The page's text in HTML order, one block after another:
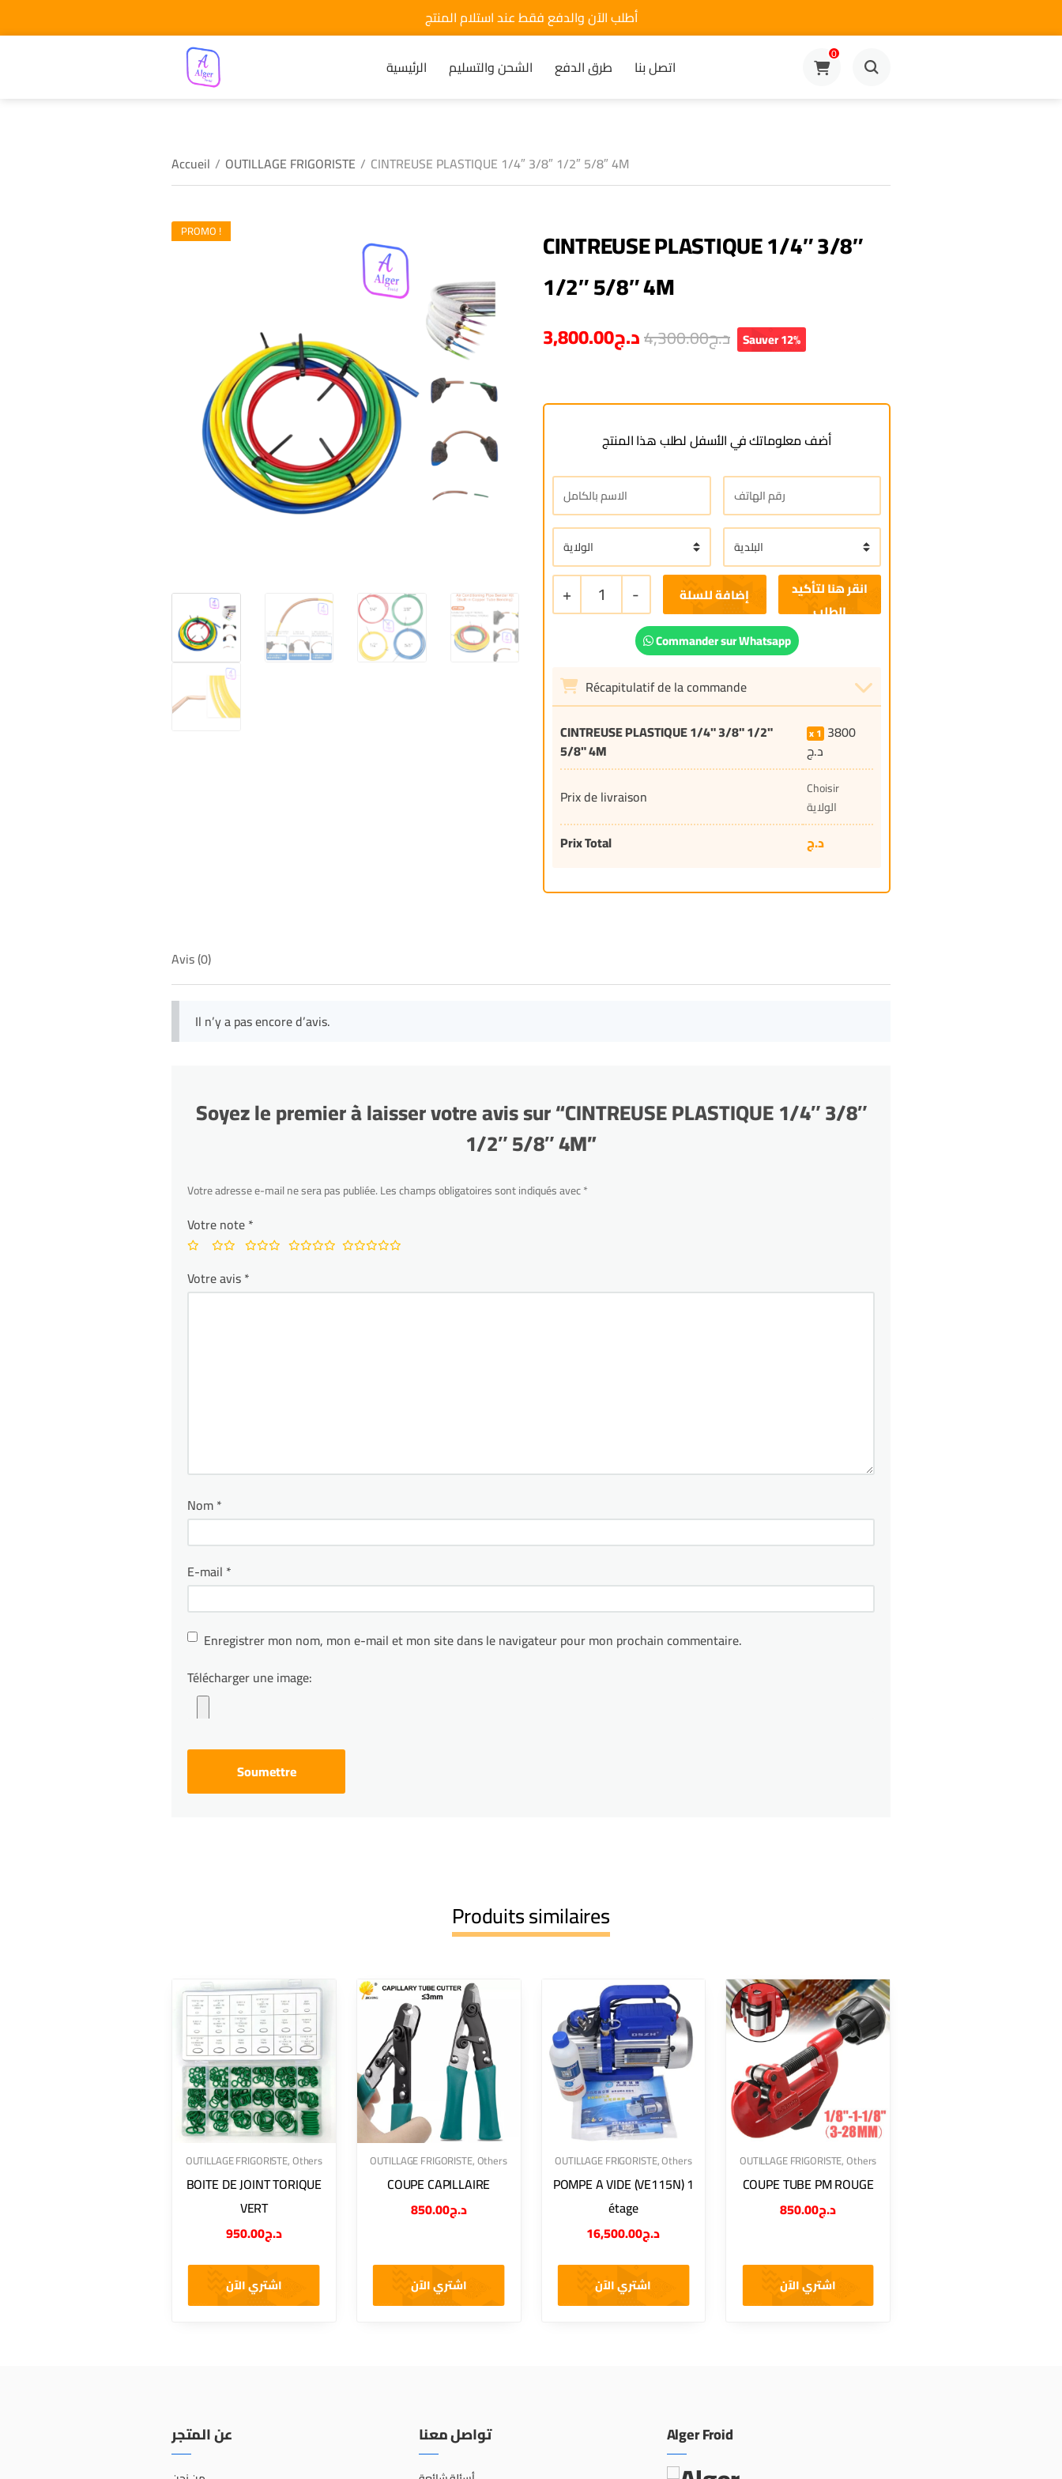
أطلب الآن والدفع فقط عند استلام المنتج
الرئيسية الشحن والتسليم طرق الدفع اتصل بنا
0
Accueil / OUTILLAGE FRIGORISTE / CINTREUSE PLASTIQUE 1/4″ 3/8″ 1/2″ 5/8″ 4M
PROMO !
CINTREUSE PLASTIQUE 1/4″ 3/8″
1/2″ 5/8″ 4M
د.ج3,800.00 د.ج4,300.00 Sauver 12%
أضف معلوماتك في الأسفل لطلب هذا المنتج
+ 1 - إضافة للسلة
Commander sur Whatsapp
Récapitulatif de la commande
CINTREUSE PLASTIQUE 1/4" 3/8" 1/2"
5/8" 4M
1 3800
د.ج
Prix de livraison
Choisir
الولاية
Prix Total د.ج
Avis (0)
Il n’y a pas encore d’avis.
Soyez le premier à laisser votre avis sur “CINTREUSE PLASTIQUE 1/4″ 3/8″
1/2″ 5/8″ 4M”
Votre adresse e-mail ne sera pas publiée.Les champs obligatoires sont indiqués avec*
Votre note*
Votre avis*
Nom*
E-mail *
Enregistrer mon nom, mon e-mail et mon site dans le navigateur pour mon prochain commentaire.
Télécharger une image:
Produits similaires
OUTILLAGE FRIGORISTE,Others
BOITE DE JOINT TORIQUE
VERT
د.ج950.00
اشتري الآن
OUTILLAGE FRIGORISTE,Others
COUPE CAPILLAIRE
د.ج850.00
اشتري الآن
OUTILLAGE FRIGORISTE,Others
POMPE A VIDE (VE115N) 1
étage
د.ج16,500.00
اشتري الآن
OUTILLAGE FRIGORISTE,Others
COUPE TUBE PM ROUGE
د.ج850.00
اشتري الآن
عن المتجر تواصل معنا Alger Froid